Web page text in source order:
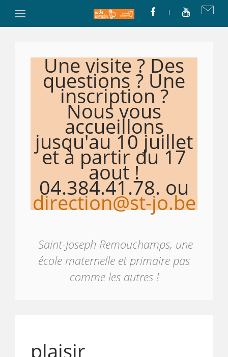
Une visite ? Des
questions ? Une
inscription ?
Nous vous
accueillons
jusqu'au 10 juillet
et à partir du 17
aout !
04.384.41.78. ou
direction@st-jo.be
Saint-Joseph Remouchamps, une
école maternelle et primaire pas
comme les autres !
plaisir